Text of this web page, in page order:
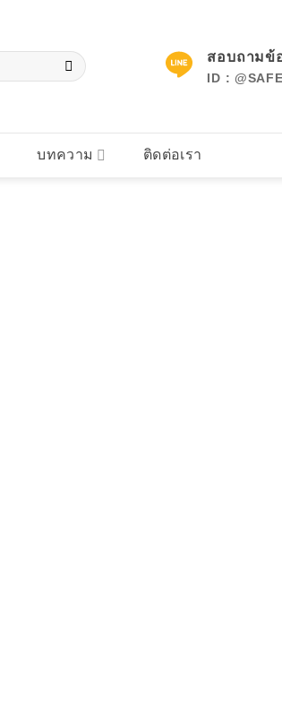
สอบถามข้
ID :
บทความ ติดต่อเรา